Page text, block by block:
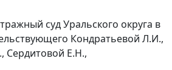
суд Уральского округа в
Кондратьевой Л.И.,
Сердитовой Е.Н.,